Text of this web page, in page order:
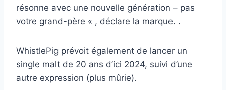
résonne avec une nouvelle génération – pas
votre grand-père « , déclare la marque. .
WhistlePig prévoit également de lancer un
single malt de 20 ans d’ici 2024, suivi d’une
autre expression (plus mûrie).